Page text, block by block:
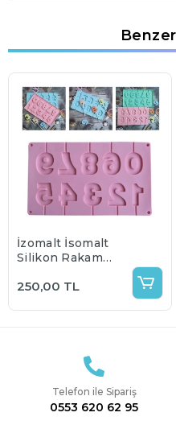
İzomalt İsomalt
Silikon Rakam
250,00 TL
Telefon ile Sipariş
0553 620 62 95